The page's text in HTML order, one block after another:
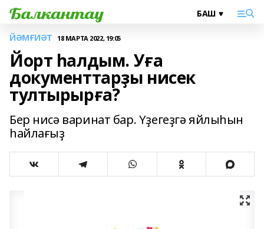
ЙӘМҒИӘТ 18 МАРТА 2022, 19:05
Йорт һалдым. Уға
документтарҙы нисек
тултырырға?
Бер нисә варинат бар. Үҙегеҙгә яйлыһын
һайлағыҙ